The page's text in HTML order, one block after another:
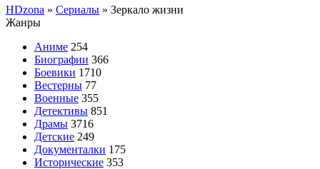
HDzona » Сериалы » Зеркало жизни
Жанры
Аниме 254
Биографии 366
Боевики 1710
Вестерны 77
Военные 355
Детективы 851
Драмы 3716
Детские 249
Документалки 175
Исторические 353